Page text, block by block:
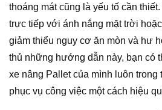
thoáng mát cũng là yếu tố cần
trực tiếp với ánh nắng mặt trời
giảm thiểu nguy cơ ăn mòn và hư
thủ những hướng dẫn này, bạn có
xe nâng Pallet của mình luôn trong
phục vụ công việc một cách hiệu